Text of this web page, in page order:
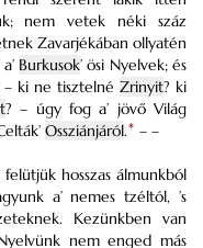
nem vetek néki száz
Zavarjékában ollyatén
Burkusok’ ösi Nyelvek; és
– ki ne tisztelnéZrinyit? ki
? – úgy fog a’ jövő Világ
Ossziánjáról.* – –
hosszas álmunkból
a’ nemes tzéltól, ’s
Kezünkben van
nem enged más